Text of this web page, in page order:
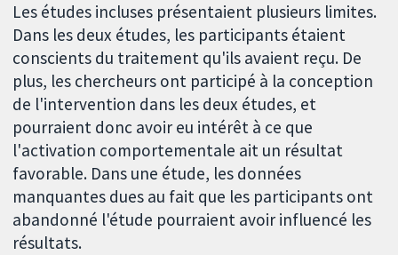
Les études incluses présentaient plusieurs limites.
Dans les deux études, les participants étaient
conscients du traitement qu'ils avaient reçu. De
plus, les chercheurs ont participé à la conception
de l'intervention dans les deux études, et
pourraient donc avoir eu intérêt à ce que
l'activation comportementale ait un résultat
favorable. Dans une étude, les données
manquantes dues au fait que les participants ont
abandonné l'étude pourraient avoir influencé les
résultats.